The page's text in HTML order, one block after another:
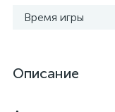
Время игры
Описание